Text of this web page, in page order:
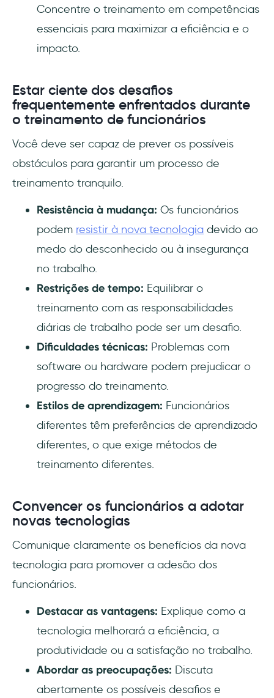
Concentre o treinamento em competências
essenciais para maximizar a eficiência e o
impacto.
Estar ciente dos desafios
frequentemente enfrentados durante
o treinamento de funcionários
Você deve ser capaz de prever os possíveis
obstáculos para garantir um processo de
treinamento tranquilo.
Resistência à mudança: Os funcionários
podem resistir à nova tecnologia devido ao
medo do desconhecido ou à insegurança
no trabalho.
Restrições de tempo: Equilibrar o
treinamento com as responsabilidades
diárias de trabalho pode ser um desafio.
Dificuldades técnicas: Problemas com
software ou hardware podem prejudicar o
progresso do treinamento.
Estilos de aprendizagem: Funcionários
diferentes têm preferências de aprendizado
diferentes, o que exige métodos de
treinamento diferentes.
Convencer os funcionários a adotar
novas tecnologias
Comunique claramente os benefícios da nova
tecnologia para promover a adesão dos
funcionários.
Destacar as vantagens: Explique como a
tecnologia melhorará a eficiência, a
produtividade ou a satisfação no trabalho.
Abordar as preocupações: Discuta
abertamente os possíveis desafios e